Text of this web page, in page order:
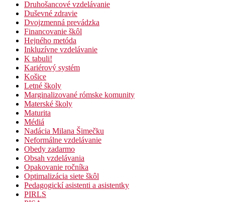
Druhošancové vzdelávanie
Duševné zdravie
Dvojzmenná prevádzka
Financovanie škôl
Hejného metóda
Inkluzívne vzdelávanie
K tabuli!
Kariérový systém
Košice
Letné školy
Marginalizované rómske komunity
Materské školy
Maturita
Médiá
Nadácia Milana Šimečku
Neformálne vzdelávanie
Obedy zadarmo
Obsah vzdelávania
Opakovanie ročníka
Optimalizácia siete škôl
Pedagogickí asistenti a asistentky
PIRLS